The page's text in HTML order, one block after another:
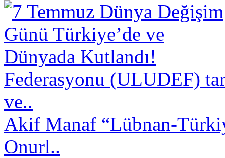
Federasyonu (ULUDEF)
ve..
Akif Manaf “Lübnan-
Onurl..